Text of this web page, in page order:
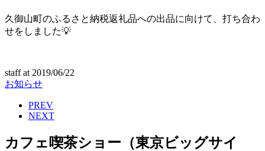
久御山町のふるさと納税返礼品への出品に向けて、打ち合わ
せをしました💡
staffat 2019/06/22
お知らせ
PREV
NEXT
カフェ喫茶ショー（東京ビッグサイ